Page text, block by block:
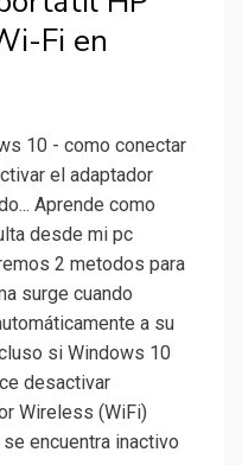
Fi en
10 - como conectar
el adaptador
Aprende como
desde mi pc
2 metodos para
surge cuando
a su
si Windows 10
desactivar
Wireless (WiFi)
encuentra inactivo